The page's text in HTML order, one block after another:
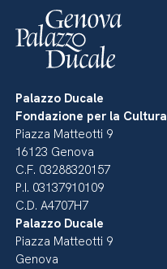
Palazzo Ducale
Fondazione per la Cultura
Piazza Matteotti 9
16123 Genova
C.F. 03288320157
P.I. 03137910109
C.D. A4707H7
Palazzo Ducale
Piazza Matteotti 9
Genova